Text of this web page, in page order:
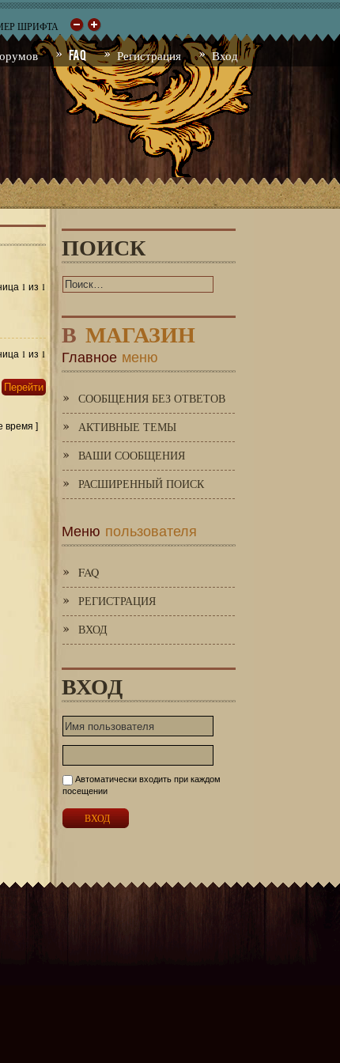
ШРИФТА
FAQ Регистрация Вход
1 из 1
1 из 1
время ]
ПОИСК
В МАГАЗИН
Главное меню
СООБЩЕНИЯ БЕЗ ОТВЕТОВ
АКТИВНЫЕ ТЕМЫ
ВАШИ СООБЩЕНИЯ
РАСШИРЕННЫЙ ПОИСК
Меню пользователя
FAQ
РЕГИСТРАЦИЯ
ВХОД
ВХОД
Автоматически входить при каждом
посещении